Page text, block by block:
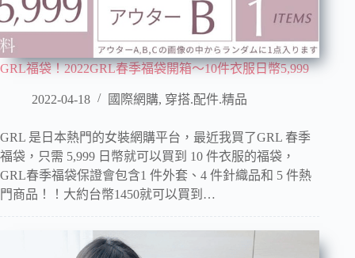
GRL福袋！2022GRL春季福袋開箱～10件衣服日幣5,999
2022-04-18 國際網購, 穿搭.配件.精品
GRL 是日本熱門的女裝網購平台，最近我買了GRL 春季
福袋，只需 5,999 日幣就可以買到 10 件衣服的福袋，
GRL春季福袋保證會包含1 件外套、4 件針織品和 5 件熱
門商品！！大約台幣1450就可以買到…